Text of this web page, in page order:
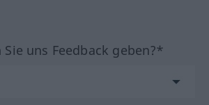
uns Feedback geben?*